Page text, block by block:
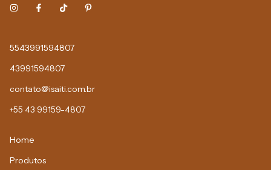
5543991594807
43991594807
contato@isaiti.com.br
+55 43 99159-4807
Home
Produtos